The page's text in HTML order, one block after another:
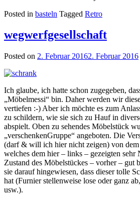
Posted in basteln Tagged Retro
wegwerfgesellschaft
Posted on 2. Februar 20162. Februar 2016
Ich glaube, ich hatte schon zugegeben,
„Möbelmessi“ bin. Daher werden wir
vertiefen :-) Aber ich möchte es zum
zu schildern, wie sie sich zu Hauf in
abspielt. Oben zu sehendes Möbelstück
„verschenkenGruppe“ angeboten. Die
(darf & will ich hier nicht zeigen) von dem
welches dem hier – links – gezeigten sehr
Zustand des Möbelstückes – vorher – gut
sie darauf hingewiesen, dass dieser tolle
hat (Furnier stellenweise lose oder ganz
usw.).